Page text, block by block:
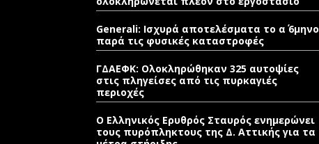
Generali: Ισχυρά αποτελέσματα το α΄ 6μηνο
παρά τις φυσικές καταστροφές
ΓΔΑΕΦΚ: Ολοκληρώθηκαν 325 αυτοψίες
στις πληγείσες από τις πυρκαγιές
περιοχές
Ο Ελληνικός Ερυθρός Σταυρός ενημερώνει
τους πυρόπληκτους της Δ. Αττικής για τα